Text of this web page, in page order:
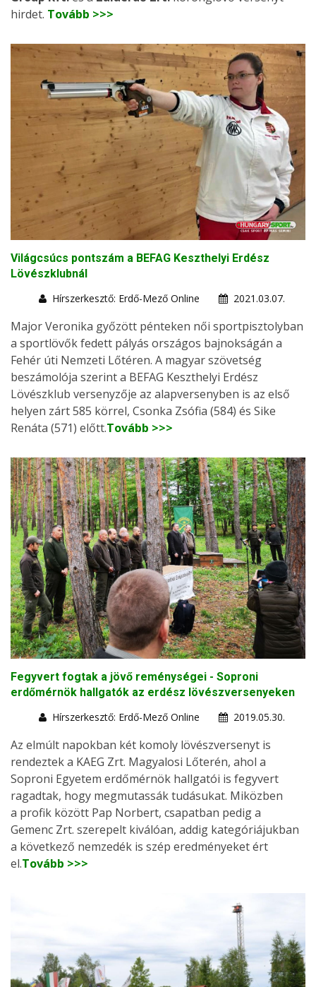
hirdet. Tovább >>>
Világcsúcs pontszám a BEFAG Keszthelyi Erdész
Lövészklubnál
Hírszerkesztő: Erdő-Mező Online
2021.03.07.
Major Veronika győzött pénteken női sportpisztolyban
a sportlövők fedett pályás országos bajnokságán a
Fehér úti Nemzeti Lőtéren. A magyar szövetség
beszámolója szerint a BEFAG Keszthelyi Erdész
Lövészklub versenyzője az alapversenyben is az első
helyen zárt 585 körrel, Csonka Zsófia (584) és Sike
Renáta (571) előtt.Tovább >>>
Fegyvert fogtak a jövő reménységei - Soproni
erdőmérnök hallgatók az erdész lövészversenyeken
Hírszerkesztő: Erdő-Mező Online
2019.05.30.
Az elmúlt napokban két komoly lövészversenyt is
rendeztek a KAEG Zrt. Magyalosi Lőterén, ahol a
Soproni Egyetem erdőmérnök hallgatói is fegyvert
ragadtak, hogy megmutassák tudásukat. Miközben
a profik között Pap Norbert, csapatban pedig a
Gemenc Zrt. szerepelt kiválóan, addig kategóriájukban
a következő nemzedék is szép eredményeket ért
el.Tovább >>>